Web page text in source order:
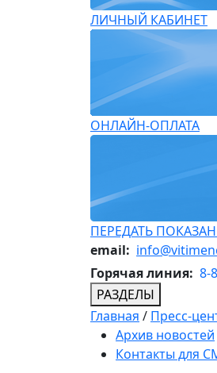
ЛИЧНЫЙ КАБИНЕТ
ОНЛАЙН-ОПЛАТА
ПЕРЕДАТЬ
email:
Горячая линия: 8-
РАЗДЕЛЫ
Главная / Пресс-
Архив новостей
Контакты для